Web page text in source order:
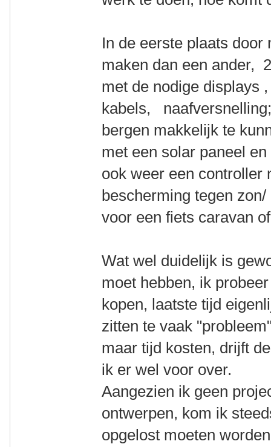
In de eerste plaats
maken dan een ander,
met de nodige displays
kabels,
bergen makkelijk te
met een solar paneel
ook weer een controller
bescherming tegen
voor een fiets caravan
Wat wel duidelijk is
moet hebben, ik
kopen, laatste tijd
zitten te vaak
maar tijd kosten, drijft
ik er wel voor over.
Aangezien ik geen
ontwerpen, kom ik
opgelost moeten